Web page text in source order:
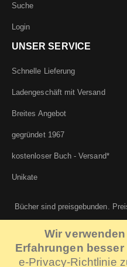
Wir
Erfahrungen besser
e-Privacy-Richtlinie
Suche
Login
UNSER SERVICE
Schnelle Lieferung
Ladengeschäft mit Versand
Breites Angebot
gegründet 1967
kostenloser Buch - Versand*
Unikate
Bücher sind preisgebunden.
©...v.KLOEDEN KG | IT: